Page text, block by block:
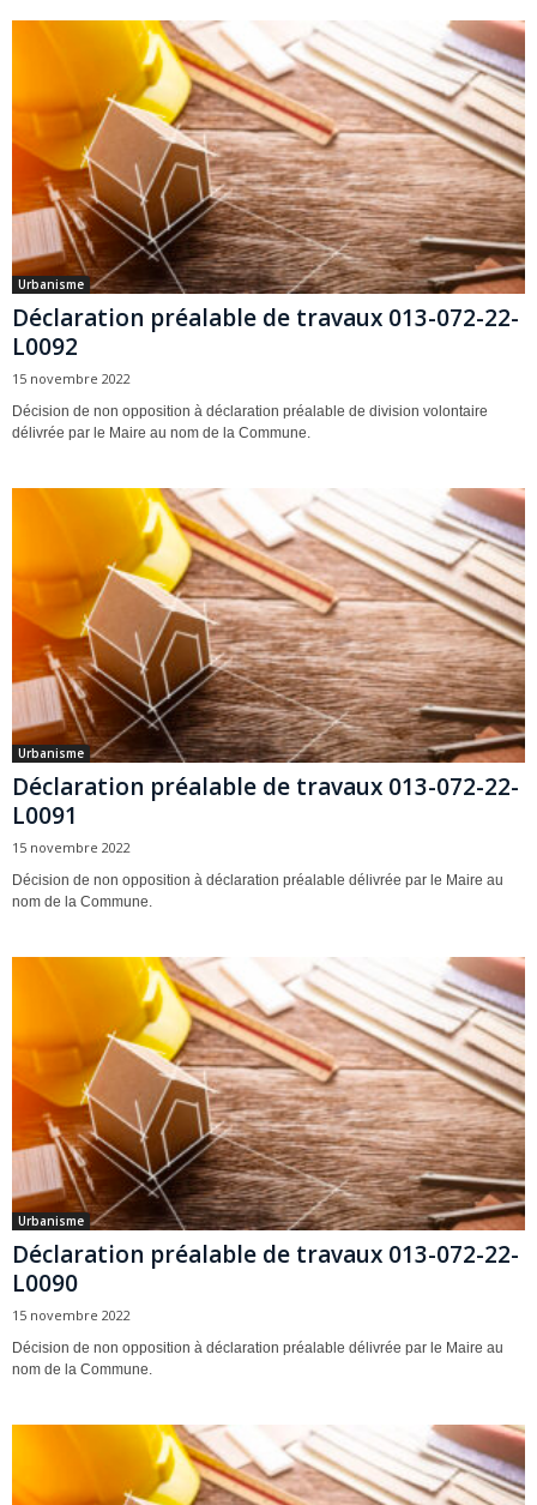
Urbanisme
Déclaration préalable de travaux 013-072-22-
L0092
15 novembre 2022
Décision de non opposition à déclaration préalable de division volontaire
délivrée par le Maire au nom de la Commune.
Urbanisme
Déclaration préalable de travaux 013-072-22-
L0091
15 novembre 2022
Décision de non opposition à déclaration préalable délivrée par le Maire au
nom de la Commune.
Urbanisme
Déclaration préalable de travaux 013-072-22-
L0090
15 novembre 2022
Décision de non opposition à déclaration préalable délivrée par le Maire au
nom de la Commune.